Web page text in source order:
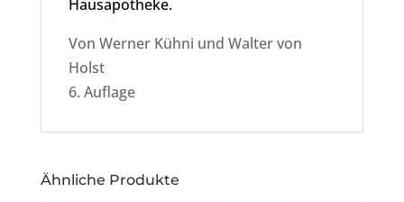
Hausapotheke.
Von Werner Kühni und Walter von
Holst
6. Auflage
Ähnliche Produkte